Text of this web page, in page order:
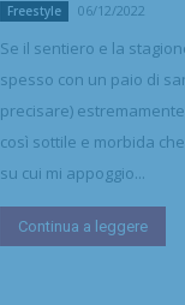
Freestyle 06/12/2022
Se il sentiero e la
spesso con un paio di
precisare)
così sottile e morbida
su cui mi appoggio...
Continua a leggere